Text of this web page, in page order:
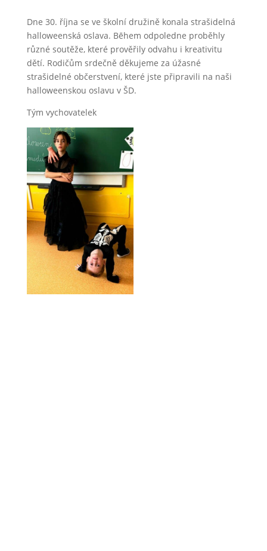
Dne 30. října se ve školní družině konala strašidelná
halloweenská oslava. Bēhem odpoledne proběhly
různé soutěže, které prověřily odvahu i kreativitu
dětí. Rodičům srdečně děkujeme za úžasné
strašidelné občerstvení, které jste připravili na naši
halloweenskou oslavu v ŠD.
Tým vychovatelek